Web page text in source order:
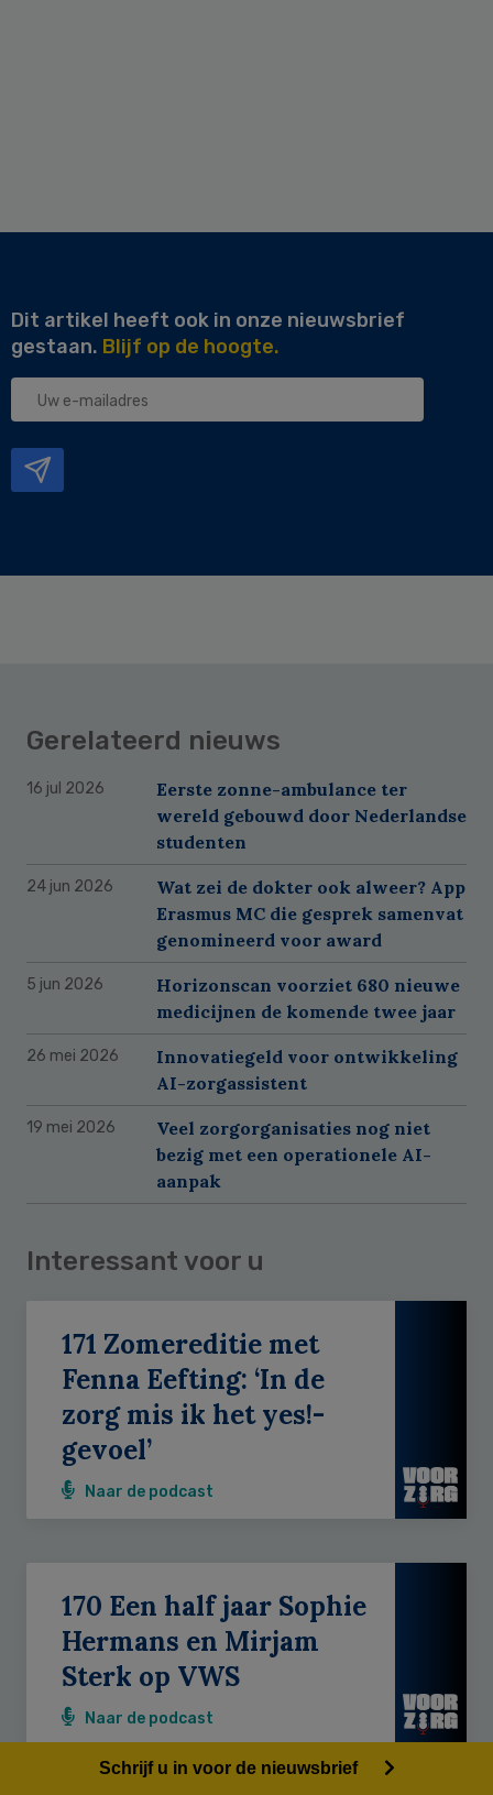
Dit artikel heeft ook in onze nieuwsbrief
gestaan. Blijf op de hoogte.
Uw
Gerelateerd nieuws
16 jul 2026
Eerste zonne-ambulance ter
wereld gebouwd door Nederlandse
studenten
24 jun 2026
Wat zei de dokter ook alweer? App
Erasmus MC die gesprek samenvat
genomineerd voor award
5 jun 2026
Horizonscan voorziet 680 nieuwe
medicijnen de komende twee jaar
26 mei 2026
Innovatiegeld voor ontwikkeling
AI-zorgassistent
19 mei 2026
Veel zorgorganisaties nog niet
bezig met een operationele AI-
aanpak
Interessant voor u
171 Zomereditie met
Fenna Eefting: ‘In de
zorg mis ik het yes!-
gevoel’
Naar de podcast
170 Een half jaar Sophie
Hermans en Mirjam
Sterk op VWS
Naar de podcast
Schrijf u in voor de nieuwsbrief